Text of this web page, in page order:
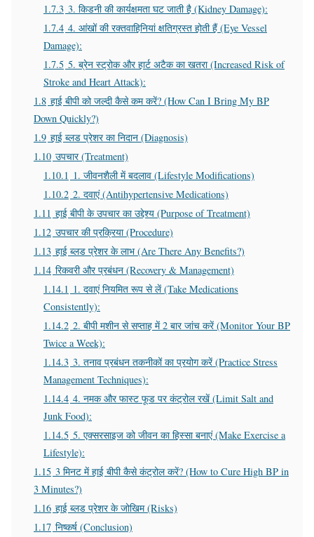
1.7.3 3. किडनी की कार्यक्षमता घट जाती है (Kidney Damage):
1.7.4 4. आंखों की रक्तवाहिनियां क्षतिग्रस्त होती हैं (Eye Vessel
Damage):
1.7.5 5. ब्रेन स्ट्रोक और हार्ट अटैक का खतरा (Increased Risk of
Stroke and Heart Attack):
1.8 हाई बीपी को जल्दी कैसे कम करें? (How Can I Bring My BP
Down Quickly?)
1.9 हाई ब्लड प्रेशर का निदान (Diagnosis)
1.10 उपचार (Treatment)
1.10.1 1. जीवनशैली में बदलाव (Lifestyle Modifications)
1.10.2 2. दवाएं (Antihypertensive Medications)
1.11 हाई बीपी के उपचार का उद्देश्य (Purpose of Treatment)
1.12 उपचार की प्रक्रिया (Procedure)
1.13 हाई ब्लड प्रेशर के लाभ (Are There Any Benefits?)
1.14 रिकवरी और प्रबंधन (Recovery & Management)
1.14.1 1. दवाएं नियमित रूप से लें (Take Medications
Consistently):
1.14.2 2. बीपी मशीन से सप्ताह में 2 बार जांच करें (Monitor Your BP
Twice a Week):
1.14.3 3. तनाव प्रबंधन तकनीकों का प्रयोग करें (Practice Stress
Management Techniques):
1.14.4 4. नमक और फास्ट फूड पर कंट्रोल रखें (Limit Salt and
Junk Food):
1.14.5 5. एक्सरसाइज को जीवन का हिस्सा बनाएं (Make Exercise a
Lifestyle):
1.15 3 मिनट में हाई बीपी कैसे कंट्रोल करें? (How to Cure High BP in
3 Minutes?)
1.16 हाई ब्लड प्रेशर के जोखिम (Risks)
1.17 निष्कर्ष (Conclusion)